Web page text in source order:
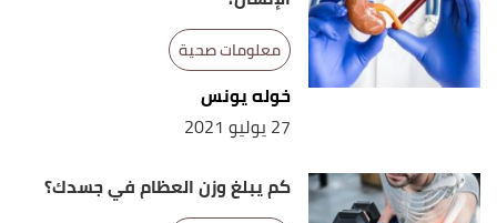
clevelandclinic, Retrieved 25/8/2021.
↑
"10 Incredible Facts About Your Sense of Smell"
everydayhealth, Retrieved 25/8/2021.
mentalfloss, Retrieved 26/8/2021.
معلومات صحية
خوله يونس
27 يوليو 2021
كم يبلغ وزن العظام في جسدك؟